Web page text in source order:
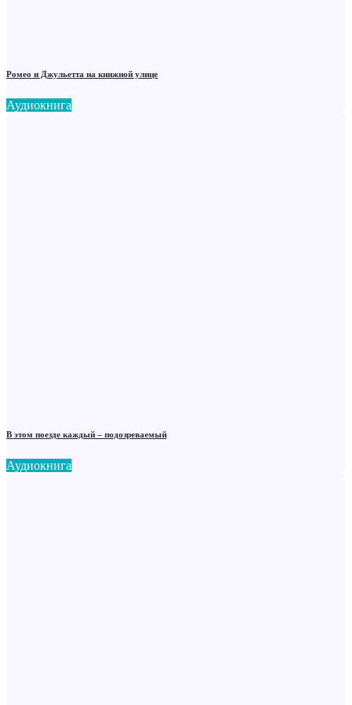
Ромео и Джульетта на книжной улице
Аудиокнига
В этом поезде каждый – подозреваемый
Аудиокнига